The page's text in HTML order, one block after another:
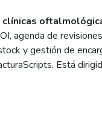
agenda de
y gestión de
Está